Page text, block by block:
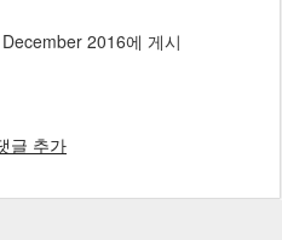
2016에 게시
글 추가